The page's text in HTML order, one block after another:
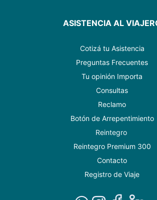
ASISTENCIA AL
Cotizá tu Asistencia
Preguntas Frecuentes
Tu opinión Importa
Consultas
Reclamo
Botón de Arrepentimiento
Reintegro
Reintegro Premium 300
Contacto
Registro de Viaje